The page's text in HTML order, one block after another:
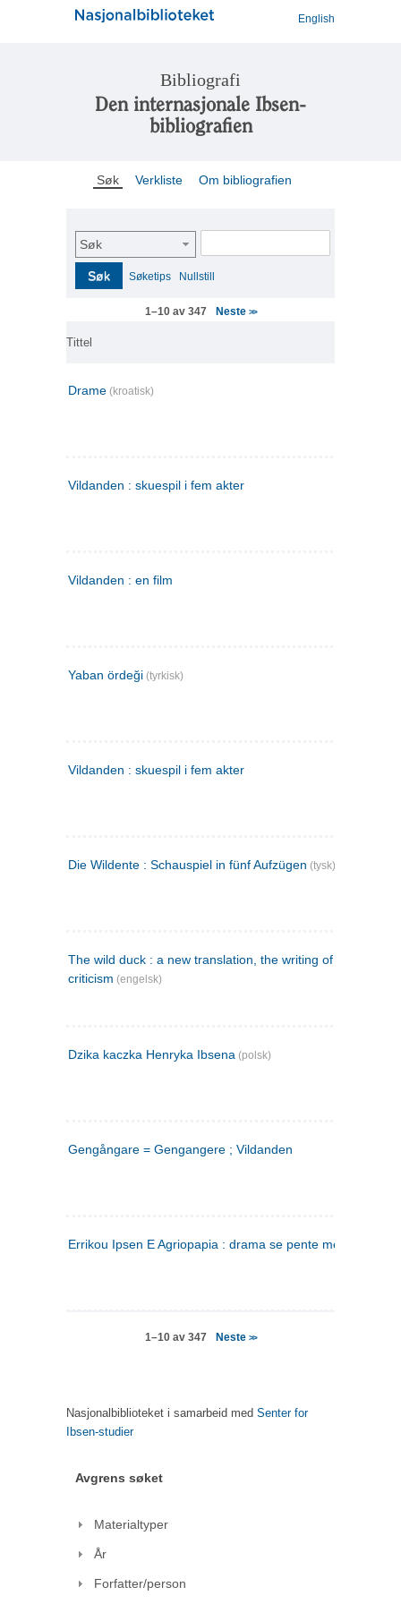
English
Bibliografi
Den internasjonale Ibsen-
bibliografien
Søk Verkliste Om bibliografien
Søk
Søk Søketips Nullstill
1–10 av 347 Neste >>
Tittel
Drame (kroatisk)
Vildanden : skuespil i fem akter
Vildanden : en film
Yaban ördeği (tyrkisk)
Vildanden : skuespil i fem akter
Die Wildente : Schauspiel in fünf Aufzügen (tysk)
The wild duck : a new translation, the writing of the play,
criticism (engelsk)
Dzika kaczka Henryka Ibsena (polsk)
Gengångare = Gengangere ; Vildanden
Errikou Ipsen E Agriopapia : drama se pente mere
1–10 av 347 Neste >>
Nasjonalbiblioteket i samarbeid med Senter for
Ibsen-studier
Avgrens søket
Materialtyper
År
Forfatter/person